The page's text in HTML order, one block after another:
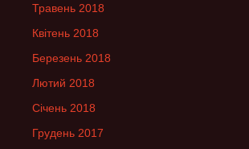
Травень 2018
Квітень 2018
Березень 2018
Лютий 2018
Січень 2018
Грудень 2017